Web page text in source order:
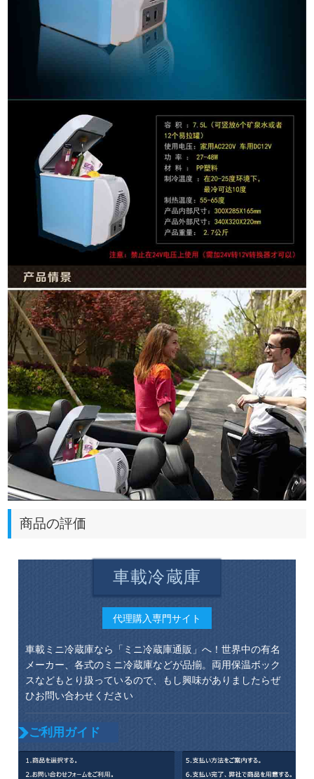
商品の評価
車載冷蔵庫
代理購入専門サイト
車載ミニ冷蔵庫なら「ミニ冷蔵庫通販」へ！世界中の有名
メーカー、各式のミニ冷蔵庫などが品揃。両用保温ボック
スなどもとり扱っているので、もし興味がありましたらぜ
ひお問い合わせください
ご利用ガイド